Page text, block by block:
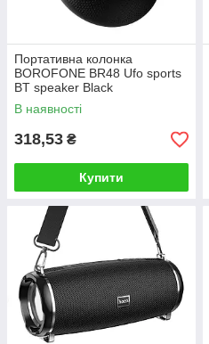
Портативна колонка
BOROFONE BR48 Ufo sports
BT speaker Black
В наявності
318,53 ₴
Купити